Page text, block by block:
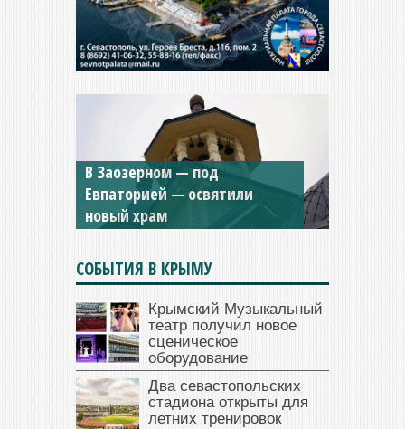
В Заозерном — под
Евпаторией — освятили
новый храм
Мужской монастырь Косьмы
и Дамиана в Крыму вновь
открыт для посещения
СОБЫТИЯ В КРЫМУ
Крымский Музыкальный
театр получил новое
сценическое
оборудование
Два севастопольских
стадиона открыты для
летних тренировок